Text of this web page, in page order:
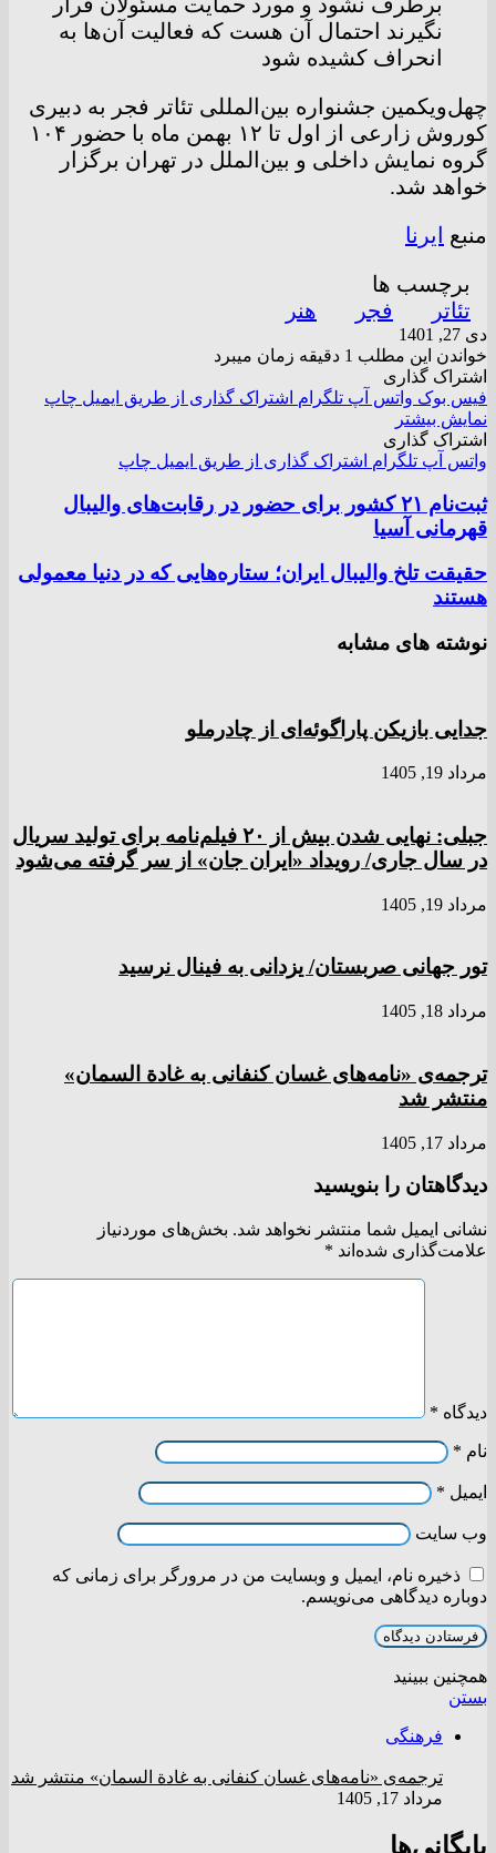
نگیرند احتمال آن هست که فعالیت آن‌ها به
انحراف کشیده شود
چهل‌ویکمین جشنواره بین‌المللی تئاتر فجر به دبیری
کوروش زارعی از اول تا ۱۲ بهمن ماه با حضور ۱۰۴
گروه نمایش داخلی و بین‌الملل در تهران برگزار
خواهد شد.
منبع
ایرنا
برچسب ها
تئاتر
فجر هنر
دی 27, 1401
خواندن این مطلب 1 دقیقه زمان میبرد
اشتراک گذاری
فیس بوک واتس آپ تلگرام اشتراک گذاری از طریق ایمیل چاپ
نمایش بیشتر
اشتراک گذاری
واتس آپ تلگرام اشتراک گذاری از طریق ایمیل چاپ
ثبت‌نام ۲۱ کشور برای حضور در رقابت‌های والیبال
قهرمانی آسیا
حقیقت تلخ والیبال ایران؛ ستاره‌هایی که در دنیا معمولی
هستند
نوشته های مشابه
جدایی بازیکن پاراگوئه‌ای از چادرملو
مرداد 19, 1405
جبلی: نهایی شدن بیش از ۲۰ فیلم‌نامه برای تولید سریال
در سال جاری/ رویداد «ایران جان» از سر گرفته می‌شود
مرداد 19, 1405
تور جهانی صربستان/ یزدانی به فینال نرسید
مرداد 18, 1405
ترجمه‌ی «نامه‌های غسان کنفانی به غادة السمان»
منتشر شد
مرداد 17, 1405
دیدگاهتان را بنویسید
نشانی ایمیل شما منتشر نخواهد شد. بخش‌های موردنیاز
علامت‌گذاری شده‌اند *
دیدگاه *
نام *
ایمیل *
وب‌ سایت
ذخیره نام، ایمیل و وبسایت من در مرورگر برای زمانی که
دوباره دیدگاهی می‌نویسم.
همچنین ببینید
بستن
فرهنگی
ترجمه‌ی «نامه‌های غسان کنفانی به غادة السمان» منتشر شد
مرداد 17, 1405
بایگانی‌ها